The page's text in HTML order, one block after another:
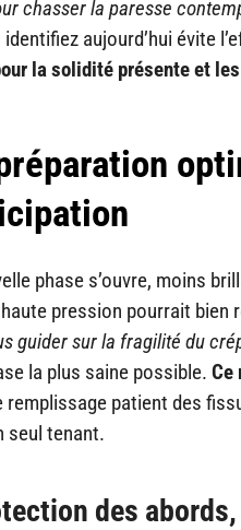
chasser la paresse
aujourd’hui évite
la solidité présente et
phase s’ouvre, moins
pression pourrait bien
guider sur la fragilité du
la plus saine possible. Ce
remplissage patient des
seul tenant.
des